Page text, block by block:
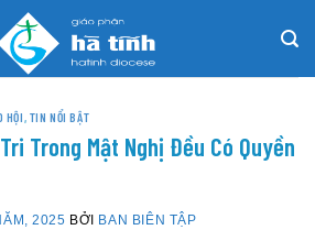
HỘI, TIN NỔI BẬT
Trong Mật Nghị Đều Có Quyền
2025 BỞI BAN BIÊN TẬP